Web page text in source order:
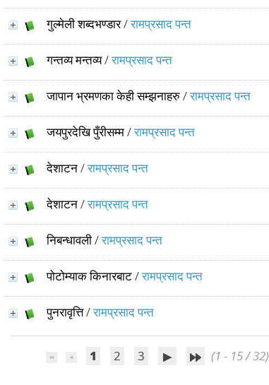
गुल्मेली शब्दभण्डार/रामप्रसाद पन्त
गन्तव्य मन्तव्य/रामप्रसाद पन्त
जापान भ्रमणका केही सम्झनाहरु/रामप्रसाद पन्त
जयपुरदेखि पुँरीसम्म/रामप्रसाद पन्त
देशाटन/रामप्रसाद पन्त
देशाटन/रामप्रसाद पन्त
निबन्धावली/रामप्रसाद पन्त
पोटोम्याक किनारबाट/रामप्रसाद पन्त
पुनरावृत्ति/रामप्रसाद पन्त
1 2 3 (1 - 15 / 32)